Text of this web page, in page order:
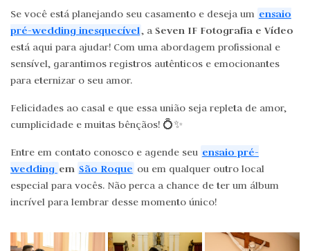
Se você está planejando seu casamento e deseja um ensaio
pré-wedding inesquecível, aSeven IF Fotografia e Vídeo
está aqui para ajudar! Com uma abordagem profissional e
sensível, garantimos registros autênticos e emocionantes
para eternizar o seu amor.
Felicidades ao casal e que essa união seja repleta de amor,
cumplicidade e muitas bênçãos! 💍✨
Entre em contato conosco e agende seu ensaio pré-
wedding em São Roque ou em qualquer outro local
especial para vocês. Não perca a chance de ter um álbum
incrível para lembrar desse momento único!